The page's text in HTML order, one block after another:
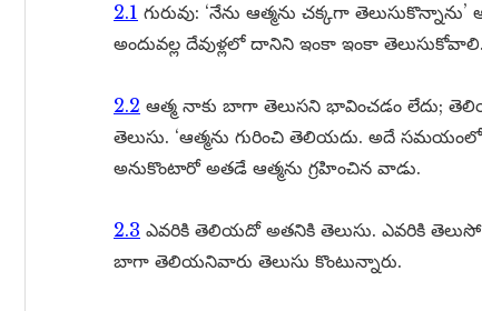
2.1 గురువు: ‘నేను ఆత్మను చక్కగా
అందువల్ల దేవుళ్లలో దానిని ఇంకా ఇంకా తెలుసుకోవాలి.
2.2 ఆత్మ నాకు బాగా తెలుసని భావించడం లేదు;
తెలుసు. ‘ఆత్మను గురించి తెలియదు. అదే
అనుకొంటారో అతడే ఆత్మను గ్రహించిన వాడు.
2.3 ఎవరికి తెలియదో అతనికి తెలుసు. ఎవరికి
బాగా తెలియనివారు తెలుసు కొంటున్నారు.